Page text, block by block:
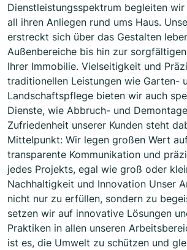
Dienstleistungsspektrum begleiten wir
all ihren Anliegen rund ums Haus.
erstreckt sich über das Gestalten
Außenbereiche bis hin zur
Ihrer Immobilie. Vielseitigkeit und
traditionellen Leistungen wie Garten-
Landschaftspflege bieten wir auch
Dienste, wie Abbruch- und
Zufriedenheit unserer Kunden steht
Mittelpunkt: Wir legen großen Wert
transparente Kommunikation und
jedes Projekts, egal wie groß oder
Nachhaltigkeit und Innovation Unser
nicht nur zu erfüllen, sondern zu
setzen wir auf innovative Lösungen
Praktiken in allen unseren
ist es, die Umwelt zu schützen und